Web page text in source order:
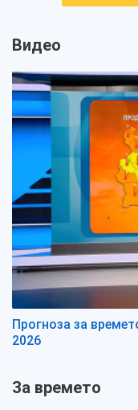
Видео
Прогноза за
2026
За времето